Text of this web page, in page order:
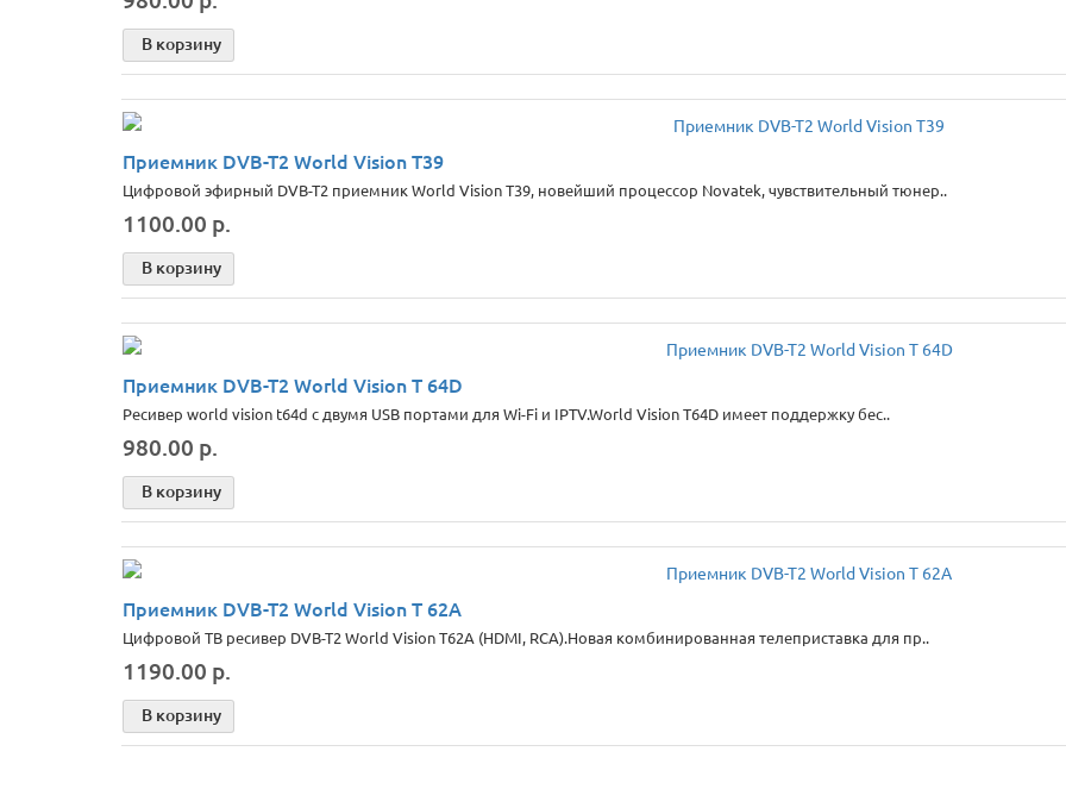
В корзину
Приемник DVB-T2 World Vision Т39
Цифровой эфирный DVB-T2 приемник World Vision T39, новейший процессор Novatek, чувствительный тюнер..
1100.00 р.
В корзину
Приемник DVB-T2 World Vision T 64D
Ресивер world vision t64d с двумя USB портами для Wi-Fi и IPTV.World Vision T64D имеет поддержку бес..
980.00 р.
В корзину
Приемник DVB-T2 World Vision T 62A
Цифровой ТВ ресивер DVB-T2 World Vision T62A (HDMI, RCA).Новая комбинированная телеприставка для пр..
1190.00 р.
В корзину